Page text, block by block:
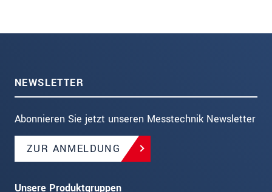
NEWSLETTER
Abonnieren Sie jetzt unseren Messtechnik Newsletter
ZUR ANMELDUNG
Unsere Produktgruppen